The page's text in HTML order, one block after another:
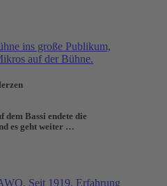
dem Bassi endete die
es geht weiter …